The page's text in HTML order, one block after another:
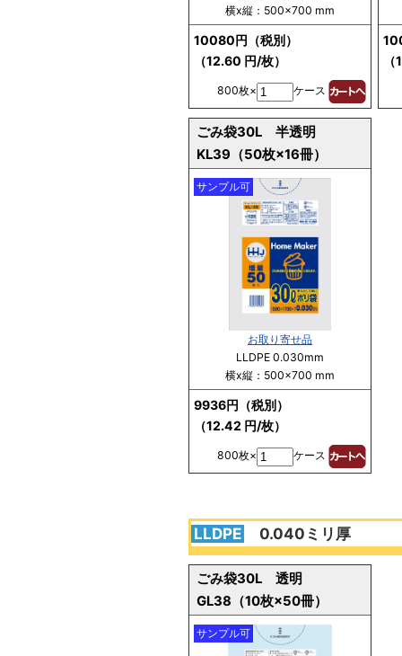
横x縦：500×700 mm
10080円（税別）
（12.60 円/枚）
800枚× ケース
ごみ袋30L 半透明
KL39（50枚×16冊）
サンプル可
お取り寄せ品
LLDPE 0.030mm
横x縦：500×700 mm
9936円（税別）
（12.42 円/枚）
800枚× ケース
LLDPE 0.040ミリ厚
ごみ袋30L 透明
GL38（10枚×50冊）
サンプル可